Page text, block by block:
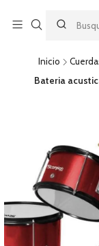
por una compra
acumulable a
Inicio
Bateria